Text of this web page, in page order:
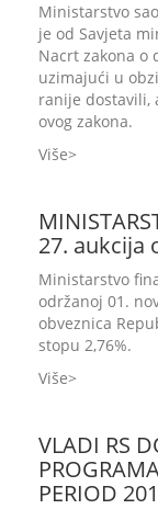
Ministarstvo
je od Savjeta
Nacrt zakona o
uzimajući u
ranije dostavili,
ovog zakona.
Više
27. aukcija
Ministarstvo
održanoj 01.
obveznica
stopu 2,76%.
Više
VLADI RS
PERIOD